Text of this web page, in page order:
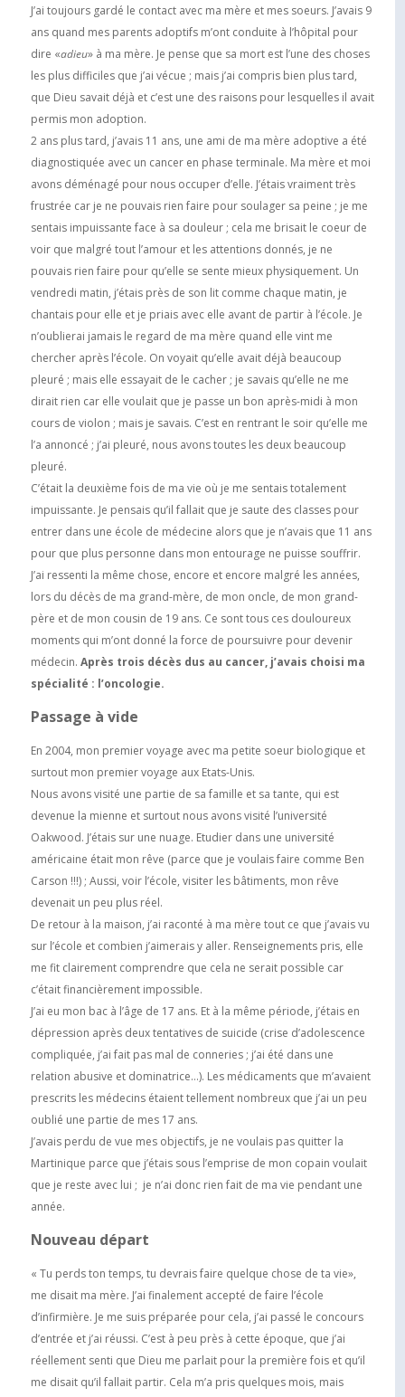
J’ai toujours gardé le contact avec ma mère et mes soeurs. J’avais 9
ans quand mes parents adoptifs m’ont conduite à l’hôpital pour
dire «adieu» à ma mère. Je pense que sa mort est l’une des choses
les plus difficiles que j’ai vécue ; mais j’ai compris bien plus tard,
que Dieu savait déjà et c’est une des raisons pour lesquelles il avait
permis mon adoption.
2 ans plus tard, j’avais 11 ans, une ami de ma mère adoptive a été
diagnostiquée avec un cancer en phase terminale. Ma mère et moi
avons déménagé pour nous occuper d’elle. J’étais vraiment très
frustrée car je ne pouvais rien faire pour soulager sa peine ; je me
sentais impuissante face à sa douleur ; cela me brisait le coeur de
voir que malgré tout l’amour et les attentions donnés, je ne
pouvais rien faire pour qu’elle se sente mieux physiquement. Un
vendredi matin, j’étais près de son lit comme chaque matin, je
chantais pour elle et je priais avec elle avant de partir à l’école. Je
n’oublierai jamais le regard de ma mère quand elle vint me
chercher après l’école. On voyait qu’elle avait déjà beaucoup
pleuré ; mais elle essayait de le cacher ; je savais qu’elle ne me
dirait rien car elle voulait que je passe un bon après-midi à mon
cours de violon ; mais je savais. C’est en rentrant le soir qu’elle me
l’a annoncé ; j’ai pleuré, nous avons toutes les deux beaucoup
pleuré.
C’était la deuxième fois de ma vie où je me sentais totalement
impuissante. Je pensais qu’il fallait que je saute des classes pour
entrer dans une école de médecine alors que je n’avais que 11 ans
pour que plus personne dans mon entourage ne puisse souffrir.
J’ai ressenti la même chose, encore et encore malgré les années,
lors du décès de ma grand-mère, de mon oncle, de mon grand-
père et de mon cousin de 19 ans. Ce sont tous ces douloureux
moments qui m’ont donné la force de poursuivre pour devenir
médecin. Après trois décès dus au cancer, j’avais choisi ma
spécialité : l’oncologie.
Passage à vide
En 2004, mon premier voyage avec ma petite soeur biologique et
surtout mon premier voyage aux Etats-Unis.
Nous avons visité une partie de sa famille et sa tante, qui est
devenue la mienne et surtout nous avons visité l’université
Oakwood. J’étais sur une nuage. Etudier dans une université
américaine était mon rêve (parce que je voulais faire comme Ben
Carson !!!) ; Aussi, voir l’école, visiter les bâtiments, mon rêve
devenait un peu plus réel.
De retour à la maison, j’ai raconté à ma mère tout ce que j’avais vu
sur l’école et combien j’aimerais y aller. Renseignements pris, elle
me fit clairement comprendre que cela ne serait possible car
c’était financièrement impossible.
J’ai eu mon bac à l’âge de 17 ans. Et à la même période, j’étais en
dépression après deux tentatives de suicide (crise d’adolescence
compliquée, j’ai fait pas mal de conneries ; j’ai été dans une
relation abusive et dominatrice…). Les médicaments que m’avaient
prescrits les médecins étaient tellement nombreux que j’ai un peu
oublié une partie de mes 17 ans.
J’avais perdu de vue mes objectifs, je ne voulais pas quitter la
Martinique parce que j’étais sous l’emprise de mon copain voulait
que je reste avec lui ; je n’ai donc rien fait de ma vie pendant une
année.
Nouveau départ
« Tu perds ton temps, tu devrais faire quelque chose de ta vie»,
me disait ma mère. J’ai finalement accepté de faire l’école
d’infirmière. Je me suis préparée pour cela, j’ai passé le concours
d’entrée et j’ai réussi. C’est à peu près à cette époque, que j’ai
réellement senti que Dieu me parlait pour la première fois et qu’il
me disait qu’il fallait partir. Cela m’a pris quelques mois, mais